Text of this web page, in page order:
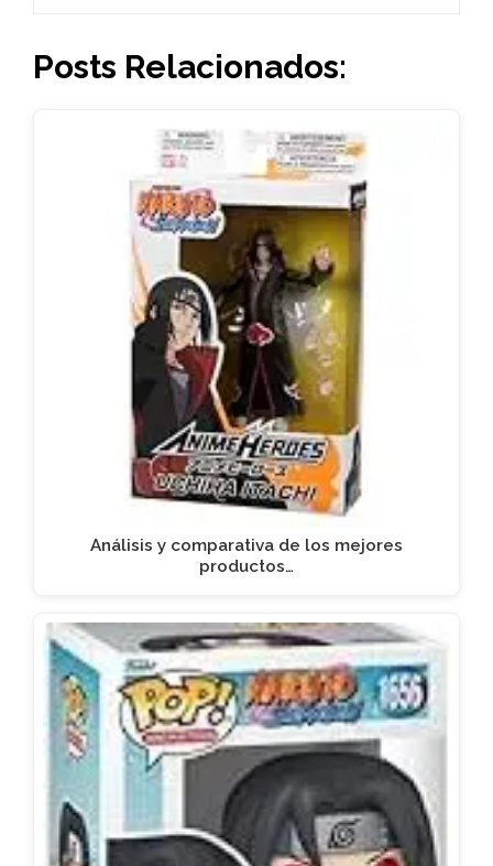
Posts Relacionados:
Análisis y comparativa de los mejores
productos…